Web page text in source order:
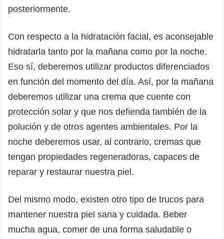
posteriormente.
Con respecto a la hidratación facial, es aconsejable
hidratarla tanto por la mañana como por la noche.
Eso sí, deberemos utilizar productos diferenciados
en función del momento del día. Así, por la mañana
deberemos utilizar una crema que cuente con
protección solar y que nos defienda también de la
polución y de otros agentes ambientales. Por la
noche deberemos usar, al contrario, cremas que
tengan propiedades regeneradoras, capaces de
reparar y restaurar nuestra piel.
Del mismo modo, existen otro tipo de trucos para
mantener nuestra piel sana y cuidada. Beber
mucha agua, comer de una forma saludable o